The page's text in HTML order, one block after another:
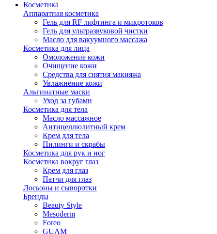
Косметика
Аппаратная косметика
Гель для RF лифтинга и микротоков
Гель для ультразвуковой чистки
Масло для вакуумного массажа
Косметика для лица
Омоложение кожи
Очищение кожи
Средства для снятия макияжа
Увлажнение кожи
Альгинатные маски
Уход за губами
Косметика для тела
Масло массажное
Антицеллюлитный крем
Крем для тела
Пилинги и скрабы
Косметика для рук и ног
Косметика вокруг глаз
Крем для глаз
Патчи для глаз
Лосьоны и сыворотки
Бренды
Beauty Style
Mesoderm
Foreo
GUAM